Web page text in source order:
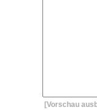
[Vorschau